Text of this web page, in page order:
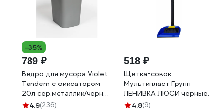
-35%
789 ₽
Ведро для мусора Violet
Tandem с фиксатором
20л сер.металлик/черный
842258
4.9(236)
518 ₽
Щетка+совок
Мультипласт Групп
ЛЕНИВКА ЛЮСИ черные
рукоятки MPG962830
4.8(9)